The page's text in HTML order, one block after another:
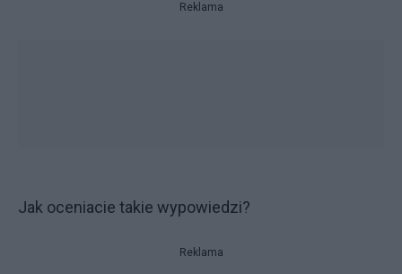
Reklama
Jak oceniacie takie wypowiedzi?
Reklama